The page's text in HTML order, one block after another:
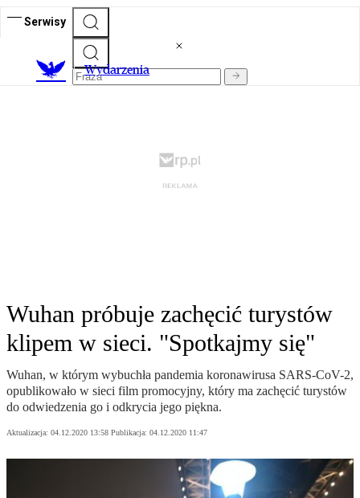
Serwisy
Wydarzenia
Wuhan próbuje zachęcić turystów
klipem w sieci. "Spotkajmy się"
Wuhan, w którym wybuchła pandemia koronawirusa SARS-CoV-2,
opublikowało w sieci film promocyjny, który ma zachęcić turystów
do odwiedzenia go i odkrycia jego piękna.
Aktualizacja: 04.12.2020 13:58 Publikacja: 04.12.2020 11:47